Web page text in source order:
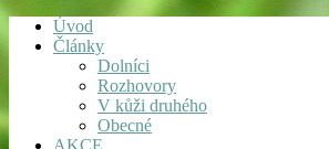
Úvod
Články
Dolníci
Rozhovory
V kůži druhého
Obecné
AKCE